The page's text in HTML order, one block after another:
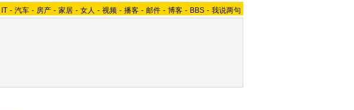
IT - 汽车 - 房产 - 家居 - 女人 - 视频 - 播客 - 邮件 - 博客 - BBS - 我说两句